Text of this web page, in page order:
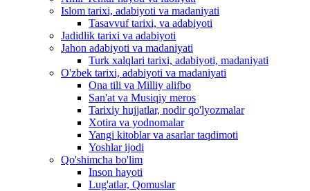
Islom tarixi, adabiyoti va madaniyati
Tasavvuf tarixi, va adabiyoti
Jadidlik tarixi va adabiyoti
Jahon adabiyoti va madaniyati
Turk xalqlari tarixi, adabiyoti, madaniyati
O'zbek tarixi, adabiyoti va madaniyati
Ona tili va Milliy alifbo
San'at va Musiqiy meros
Tarixiy hujjatlar, nodir qo'lyozmalar
Xotira va yodnomalar
Yangi kitoblar va asarlar taqdimoti
Yoshlar ijodi
Qo'shimcha bo'lim
Inson hayoti
Lug'atlar, Qomuslar